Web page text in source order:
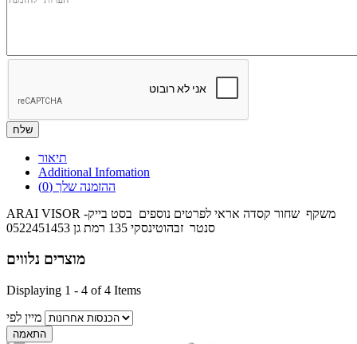
תיאור
Additional Infomation
ההזמנה שלך (0)
ARAI VISOR -משקף שחור קסדה אראי לפרטים נוספים בסט בייק
סנטר זבהוטינסקי 135 רמת גן 0522451453
מוצרים נלווים
Displaying 1 - 4 of 4 Items